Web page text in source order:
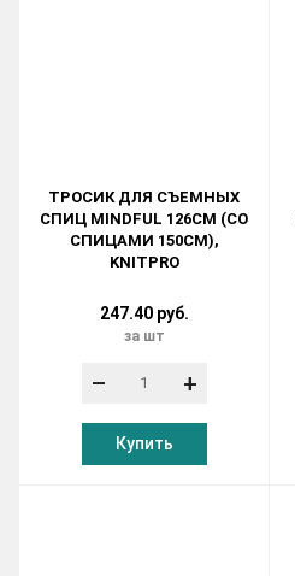
ТРОСИК ДЛЯ СЪЕМНЫХ
СПИЦ MINDFUL 126СМ (СО
СПИЦАМИ 150СМ),
KNITPRO
247.40 руб.
за шт
– +
Купить